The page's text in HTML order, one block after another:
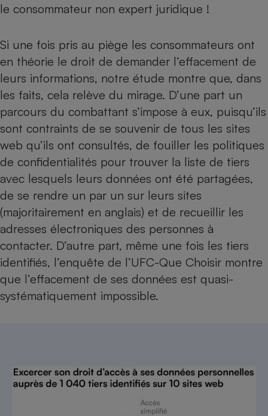
le consommateur non expert juridique !
Si une fois pris au piège les consommateurs ont
en théorie le droit de demander l’effacement de
leurs informations, notre étude montre que, dans
les faits, cela relève du mirage. D’une part un
parcours du combattant s’impose à eux, puisqu’ils
sont contraints de se souvenir de tous les sites
web qu’ils ont consultés, de fouiller les politiques
de confidentialités pour trouver la liste de tiers
avec lesquels leurs données ont été partagées,
de se rendre un par un sur leurs sites
(majoritairement en anglais) et de recueillir les
adresses électroniques des personnes à
contacter. D’autre part, même une fois les tiers
identifiés, l’enquête de l’UFC-Que Choisir montre
que l’effacement de ses données est quasi-
systématiquement impossible.